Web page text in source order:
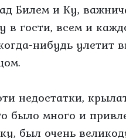
Билем и Ку,
в гости, всем и
нибудь улетит
недостатки,
было много и
был очень